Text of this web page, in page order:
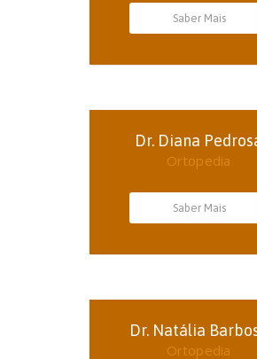
Saber Mais
Dr. Diana
Ortopedia
Saber Mais
Dr. Natália
Ortopedia